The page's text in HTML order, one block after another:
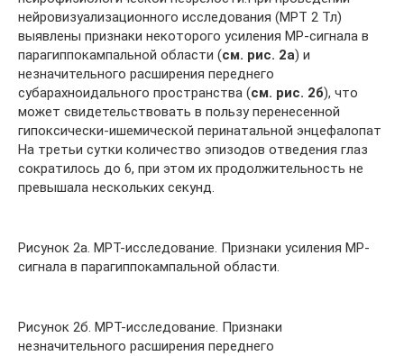
нейровизуализационного исследования (МРТ 2 Тл)
выявлены признаки некоторого усиления МР-сигнала в
парагиппокампальной области (см. рис. 2а) и
незначительного расширения переднего
субарахноидального пространства (см. рис. 2б), что
может свидетельствовать в пользу перенесенной
гипоксически-ишемической перинатальной энцефалопат
На третьи сутки количество эпизодов отведения глаз
сократилось до 6, при этом их продолжительность не
превышала нескольких секунд.
Рисунок 2а. МРТ-исследование. Признаки усиления МР-
сигнала в парагиппокампальной области.
Рисунок 2б. МРТ-исследование. Признаки
незначительного расширения переднего